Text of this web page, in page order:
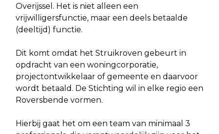
Overijssel. Het is niet alleen een
vrijwilligersfunctie, maar een deels betaalde
(deeltijd) functie.
Dit komt omdat het Struikroven gebeurt in
opdracht van een woningcorporatie,
projectontwikkelaar of gemeente en daarvoor
wordt betaald. De Stichting wil in elke regio een
Roversbende vormen.
Hierbij gaat het om een team van minimaal 3